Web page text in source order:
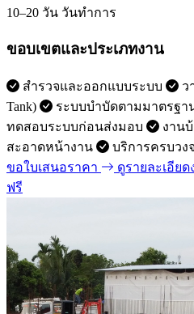
10–20 วัน วันทำการ
ขอบเขตและประเภทงาน
สำรวจและออกแบบระบบ
ว
Tank)
ระบบบำบัดตามมาตรฐา
ทดสอบระบบก่อนส่งมอบ
งาน
สะอาดหน้างาน
บริการครบวง
ขอใบเสนอราคา
ดูรายละเอีย
ฟรี